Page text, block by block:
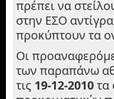
πρέπει να
στην ΕΣΟ
προκύπτουν τα
Οι
των παραπάνω
τις 19-12-2010τα